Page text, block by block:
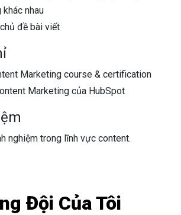
khác nhau
đề bài viết
Marketing course & certification
Marketing của HubSpot
nghiệm trong lĩnh vực content.
Đội Của Tôi